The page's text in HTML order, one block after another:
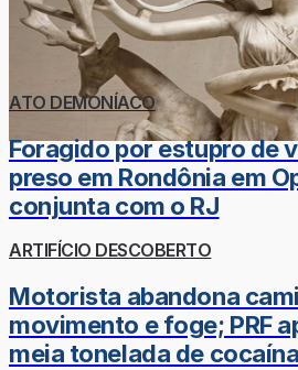
ATO DEMONÍACO
Foragido por estupro de
preso em Rondônia em
conjunta com o RJ
ARTIFÍCIO DESCOBERTO
Motorista abandona
movimento e foge; PRF
meia tonelada de cocaína